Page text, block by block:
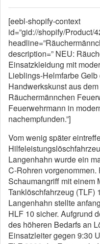
[eebl-shopify-context
id=”gid://shopify/Product/
description=” NEU:
Einsatzkleidung mit
Lieblings-Helmfarbe
Handwerkskunst aus
Räuchermännchen
Feuerwehrmann in
nachempfunden.”]
Vom wenig später
Langenhahn wurde ein
C-Rohren
Schaumangriff mit einem
Tanklöschfahrzeug (TLF)
Langenhahn stellte
HLF 10 sicher. Aufgrund
des höheren Bedarfs an
Einsatzleiter gegen 9:30